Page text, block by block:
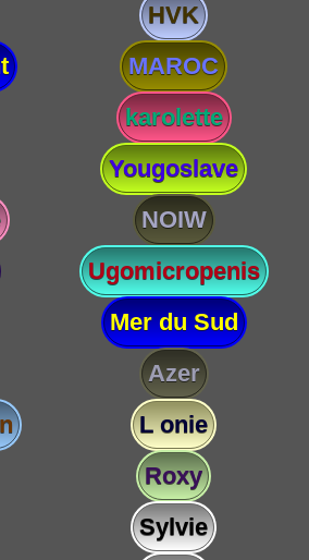
HVK
MAROC
karolette
Yougoslave
NOIW
Ugomicropenis
Mer du Sud
Azer
L onie
Roxy
Sylvie